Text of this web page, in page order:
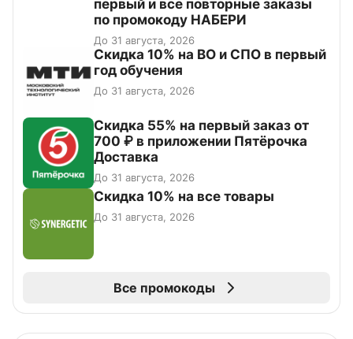
первый и все повторные заказы
по промокоду НАБЕРИ
До 31 августа, 2026
Скидка 10% на ВО и СПО в первый
год обучения
До 31 августа, 2026
Скидка 55% на первый заказ от
700 ₽ в приложении Пятёрочка
Доставка
До 31 августа, 2026
Скидка 10% на все товары
До 31 августа, 2026
Все промокоды